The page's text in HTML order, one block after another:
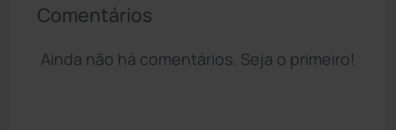
Comentários
Ainda não há comentários. Seja o primeiro!